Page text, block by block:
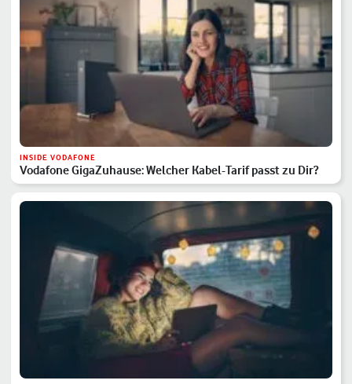
INSIDE VODAFONE
Vodafone GigaZuhause: Welcher Kabel-Tarif passt zu Dir?